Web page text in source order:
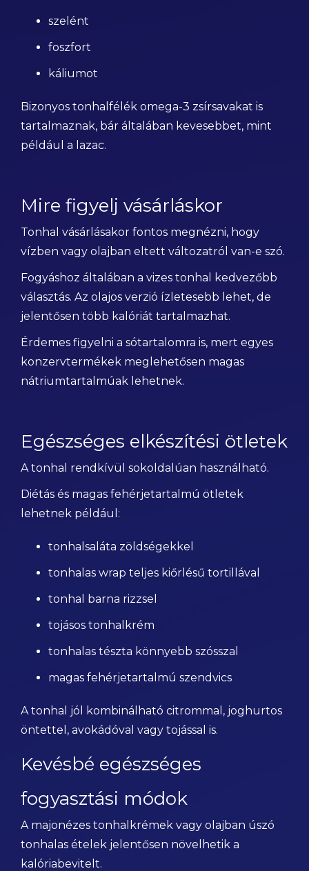
szelént
foszfort
káliumot
Bizonyos tonhalfélék omega-3 zsírsavakat is
tartalmaznak, bár általában kevesebbet, mint
például a lazac.
Mire figyelj vásárláskor
Tonhal vásárlásakor fontos megnézni, hogy
vízben vagy olajban eltett változatról van-e szó.
Fogyáshoz általában a vizes tonhal kedvezőbb
választás. Az olajos verzió ízletesebb lehet, de
jelentősen több kalóriát tartalmazhat.
Érdemes figyelni a sótartalomra is, mert egyes
konzervtermékek meglehetősen magas
nátriumtartalmúak lehetnek.
Egészséges elkészítési ötletek
A tonhal rendkívül sokoldalúan használható.
Diétás és magas fehérjetartalmú ötletek
lehetnek például:
tonhalsaláta zöldségekkel
tonhalas wrap teljes kiőrlésű tortillával
tonhal barna rizzsel
tojásos tonhalkrém
tonhalas tészta könnyebb szósszal
magas fehérjetartalmú szendvics
A tonhal jól kombinálható citrommal, joghurtos
öntettel, avokádóval vagy tojással is.
Kevésbé egészséges
fogyasztási módok
A majonézes tonhalkrémek vagy olajban úszó
tonhalas ételek jelentősen növelhetik a
kalóriabevitelt.